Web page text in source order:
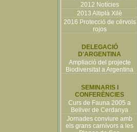
2012 Notícies
2013 Altiplà Xilè
2016 Protecció de cérvols
rojos
DELEGACIÓ
D'ARGENTINA
Ampliació del projecte
Biodiversitat a Argentina
SEMINARIS I
CONFERÈNCIES
Curs de Fauna 2005 a
Bellver de Cerdanya
Jornades conviure amb
els grans carnívors a les